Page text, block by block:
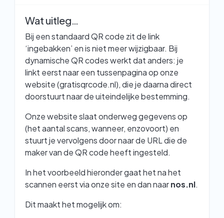
Wat uitleg…
Bij een standaard QR code zit de link
‘ingebakken’ en is niet meer wijzigbaar. Bij
dynamische QR codes werkt dat anders: je
linkt eerst naar een tussenpagina op onze
website (gratisqrcode.nl), die je daarna direct
doorstuurt naar de uiteindelijke bestemming.
Onze website slaat onderweg gegevens op
(het aantal scans, wanneer, enzovoort) en
stuurt je vervolgens door naar de URL die de
maker van de QR code heeft ingesteld.
In het voorbeeld hieronder gaat het na het
scannen eerst via onze site en dan naarnos.nl.
Dit maakt het mogelijk om: